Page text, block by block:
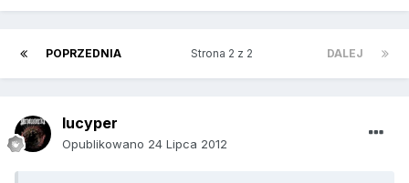
POPRZEDNIA DALEJ
Strona 2 z 2
lucyper
Opublikowano 24 Lipca 2012